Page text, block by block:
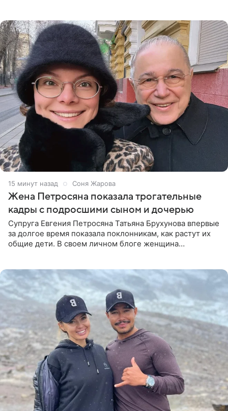
15 минут назад Соня Жарова
Жена Петросяна показала трогательные
кадры с подросшими сыном и дочерью
Супруга Евгения Петросяна Татьяна Брухунова впервые
за долгое время показала поклонникам, как растут их
общие дети. В своем личном блоге женщина